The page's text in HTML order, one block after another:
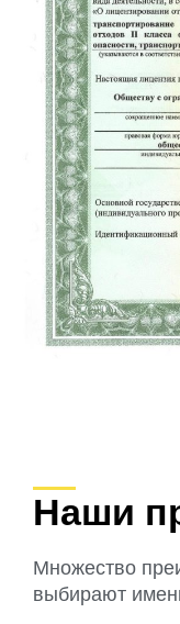
Наши
Множество
выбирают